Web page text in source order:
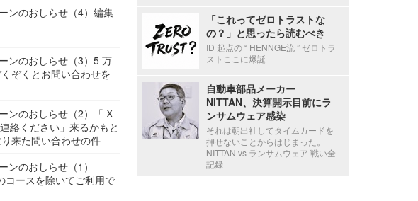
ンのおしらせ（4）編集
ンのおしらせ（3）5 万
ぞくとお問い合わせを
ンのおしらせ（2）「 X
絡ください」来るかもと
来た問い合わせの件
ンのおしらせ（1）
コースを除いてご利用で
「これってゼロトラストな
の？」と思ったら読むべき
ID 起点の “ HENNGE流 ” ゼロトラ
ストここに爆誕
自動車部品メーカー
NITTAN、決算開示目前にラ
ンサムウェア感染
それは朝出社してタイムカードを
押せないことからはじまった。
NITTAN vs ランサムウェア 戦い全
記録